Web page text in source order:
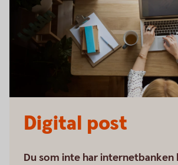
Digital post
Du som inte har internetbanken